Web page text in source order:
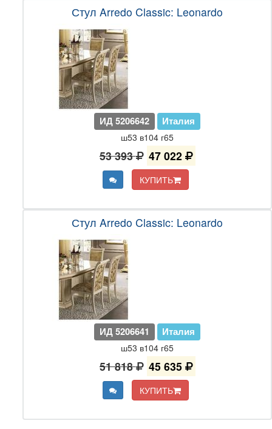
Стул Arredo Classic: Leonardo
ИД 5206642 Италия
ш53 в104 г65
53 393 47 022
КУПИТЬ
Стул Arredo Classic: Leonardo
ИД 5206641 Италия
ш53 в104 г65
51 818 45 635
КУПИТЬ